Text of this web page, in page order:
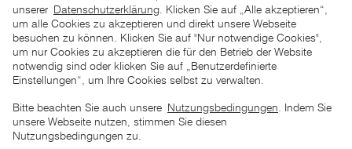
Copyright © 2026 ZGONC. Alle Rechte vorbehalten.
AGB Datenschutz Impressum Barrierefreiheitserklärung